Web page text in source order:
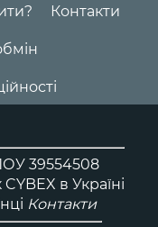
Контакти
39554508
в Україні
Контакти